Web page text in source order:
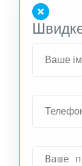
мережевого
подвійному
потім назад в
нулю.
вхід,